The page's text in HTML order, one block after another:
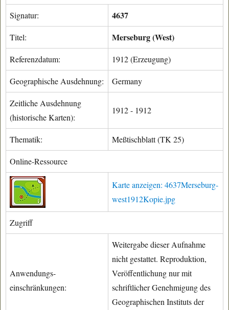
Signatur: 4637
Titel: Merseburg (West)
Referenzdatum: 1912 (Erzeugung)
Geographische Ausdehnung: Germany
Zeitliche Ausdehnung
(historische Karten):
1912 - 1912
Thematik: Meßtischblatt (TK 25)
Online-Ressource
Karte anzeigen: 4637Merseburg-
west1912Kopie.jpg
Zugriff
Anwendungs-
einschränkungen:
Weitergabe dieser Aufnahme
nicht gestattet. Reproduktion,
Veröffentlichung nur mit
schriftlicher Genehmigung des
Geographischen Instituts der